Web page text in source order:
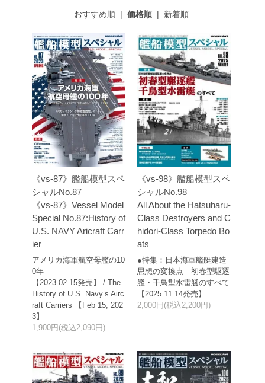
おすすめ順 |価格順 | 新着順
《vs-87》艦船模型スペ
シャルNo.87
《vs-87》Vessel Model
Special No.87:History of
U.S. NAVY Aricraft Carr
ier
アメリカ海軍航空母艦の10
0年
【2023.02.15発売】 / The
History of U.S. Navy’s Airc
raft Carriers 【Feb 15, 202
3】
1,900円(税込2,090円)
《vs-98》艦船模型スペ
シャルNo.98
All About the Hatsuharu-
Class Destroyers and C
hidori-Class Torpedo Bo
ats
●特集：日本海軍艦艇建造
思想の変換点 初春型駆逐
艦・千鳥型水雷艇のすべて
【2025.11.14発売】
2,000円(税込2,200円)